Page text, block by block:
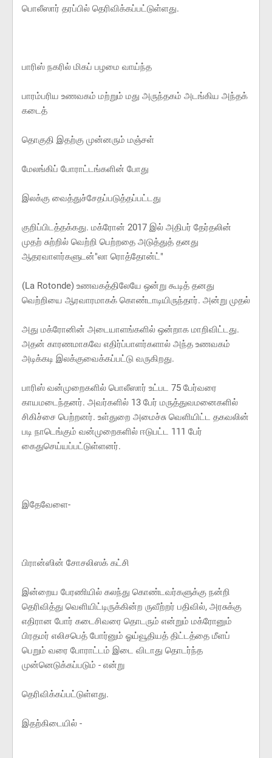
பொலீஸார் தரப்பில் தெரிவிக்கப்பட்டுள்ளது.
பாரிஸ் நகரில் மிகப் பழமை வாய்ந்த
பாரம்பரிய உணவகம் மற்றும் மது அருந்தகம் அடங்கிய அந்தக்
கடைத்
தொகுதி இதற்கு முன்னரும் மஞ்சள்
மேலங்கிப் போராட்டங்களின் போது
இலக்கு வைத்துச்சேதப்படுத்தப்பட்டது
குறிப்பிடத்தக்கது. மக்ரோன் 2017 இல் அதிபர் தேர்தலின்
முதற் சுற்றில் வெற்றி பெற்றதை அடுத்துத் தனது
ஆதரவாளர்களுடன்"லா ரொத்தோன்ட்"
(La Rotonde) உணவகத்திலேயே ஒன்று கூடித் தனது
வெற்றியை ஆரவாரமாகக் கொண்டாடியிருந்தார். அன்று முதல்
அது மக்ரோனின் அடையாளங்களில் ஒன்றாக மாறிவிட்டது.
அதன் காரணமாகவே எதிர்ப்பாளர்களால் அந்த உணவகம்
அடிக்கடி இலக்குவைக்கப்பட்டு வருகிறது.
பாரிஸ் வன்முறைகளில் பொலீஸார் உட்பட 75 பேர்வரை
காயமடைந்தனர். அவர்களில் 13 பேர் மருத்துவமனைகளில்
சிகிச்சை பெற்றனர். உள்துறை அமைச்சு வெளியிட்ட தகவலின்
படி நாடெங்கும் வன்முறைகளில் ஈடுபட்ட 111 பேர்
கைதுசெய்யப்பட்டுள்ளனர்.
இதேவேளை-
பிரான்ஸின் சோசலிஸக் கட்சி
இன்றைய பேரணியில் கலந்து கொண்டவர்களுக்கு நன்றி
தெரிவித்து வெளியிட்டிருக்கின்ற ருவீற்றர் பதிவில், அரசுக்கு
எதிரான போர் கடைசிவரை தொடரும் என்றும் மக்ரோனும்
பிரதமர் எலிசபெத் போர்னும் ஓய்வூதியத் திட்டத்தை மீளப்
பெறும் வரை போராட்டம் இடை விடாது தொடர்ந்த
முன்னெடுக்கப்படும் - என்று
தெரிவிக்கப்பட்டுள்ளது.
இதற்கிடையில் -